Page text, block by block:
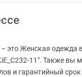
– это Женская
11". Также вы
и гарантийный